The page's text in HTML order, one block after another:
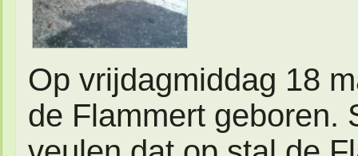
Op vrijdagmiddag 18
de Flammert geboren.